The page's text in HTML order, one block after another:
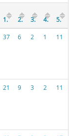
1. 2. 3. 4. 5.
37 6 2 1 11
21 9 3 2 11